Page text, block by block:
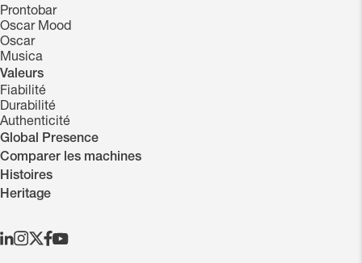
Prontobar
Oscar Mood
Oscar
Musica
Valeurs
Fiabilité
Durabilité
Authenticité
Global Presence
Comparer les machines
Histoires
Heritage